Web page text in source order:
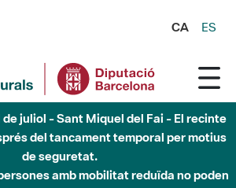
CA ES
de juliol - Sant Miquel del Fai - El recinte
del tancament temporal per motius
de seguretat.
amb mobilitat reduïda no poden